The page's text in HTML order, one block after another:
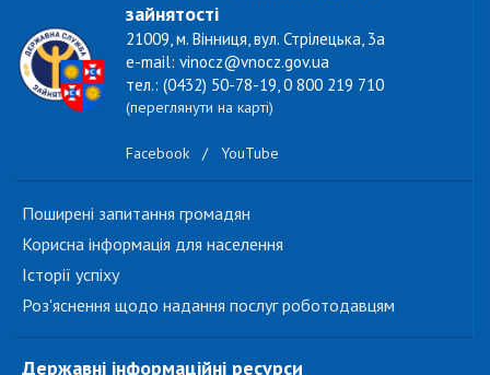
зайнятості
21009, м. Вінниця, вул. Стрілецька, 3а
e-mail: vinocz@vnocz.gov.ua
тел.: (0432) 50-78-19, 0 800 219 710
(переглянути на карті)
Facebook / YouTube
Поширені запитання громадян
Корисна інформація для населення
Історії успіху
Роз'яснення щодо надання послуг роботодавцям
Державні інформаційні ресурси